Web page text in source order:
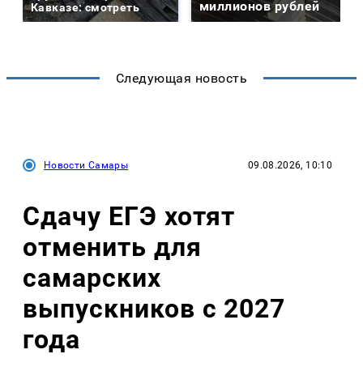
Кавказе: смотреть
миллионов рублей
Следующая новость
Новости Самары 09.08.2026, 10:10
Сдачу ЕГЭ хотят
отменить для
самарских
выпускников с 2027
года